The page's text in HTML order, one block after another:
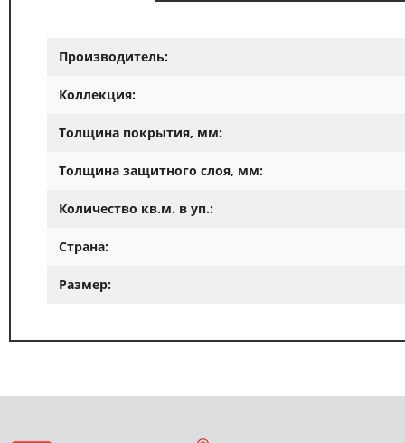
Производитель:
Коллекция:
Толщина покрытия, мм:
Толщина защитного слоя, мм:
Количество кв.м. в уп.:
Страна:
Размер: